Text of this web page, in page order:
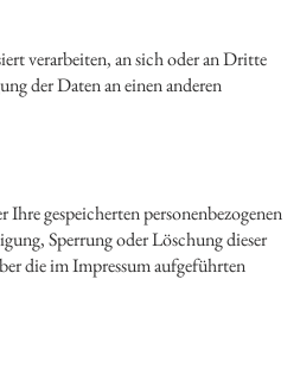
verarbeiten, an sich oder an Dritte
der Daten an einen anderen
gespeicherten personenbezogenen
Sperrung oder Löschung dieser
die im Impressum aufgeführten